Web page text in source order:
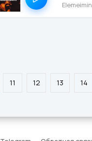
Elemeimin
11 12 13 14